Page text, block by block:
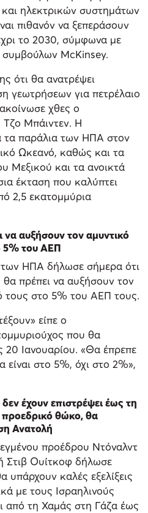
ηλεκτρικών συστημάτων
πιθανόν να ξεπεράσουν
το 2030, σύμφωνα με
συμβούλων McKinsey.
ότι θα ανατρέψει
γεωτρήσεων για πετρέλαιο
χθες ο
Μπάιντεν. Η
παράλια των ΗΠΑ στον
Ωκεανό, καθώς και τα
Μεξικού και τα ανοικτά
έκταση που καλύπτει
2,5 εκατομμύρια
αυξήσουν τον αμυντικό
5% του ΑΕΠ
ΗΠΑ δήλωσε σήμερα ότι
πρέπει να αυξήσουν τον
τους στο 5% του ΑΕΠ τους.
είπε ο
που θα
20 Ιανουαρίου. «Θα έπρεπε
είναι στο 5%, όχι στο 2%»,
έχουν επιστρέψει έως τη
προεδρικό θώκο, θα
Ανατολή
προέδρου Ντόναλντ
Στιβ Ουίτκοφ δήλωσε
υπάρχουν καλές εξελίξεις
με τους Ισραηλινούς
από τη Χαμάς στη Γάζα έως